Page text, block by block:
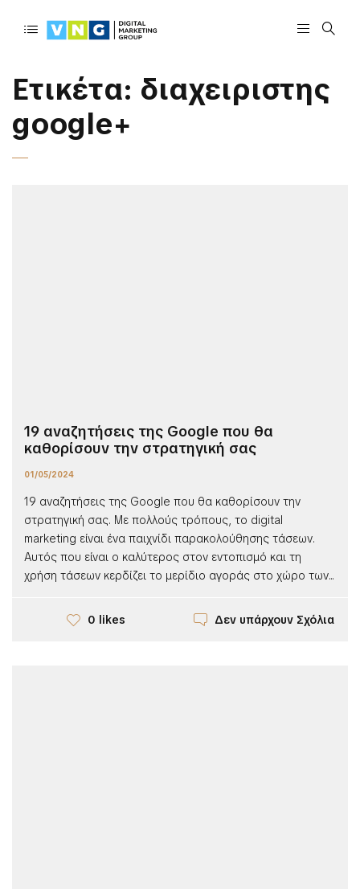
Ετικέτα: διαχειριστης
google+
19 αναζητήσεις της Google που θα
καθορίσουν την στρατηγική σας
01/05/2024
19 αναζητήσεις της Google που θα καθορίσουν την
στρατηγική σας. Με πολλούς τρόπους, το digital
marketing είναι ένα παιχνίδι παρακολούθησης τάσεων.
Αυτός που είναι ο καλύτερος στον εντοπισμό και τη
χρήση τάσεων κερδίζει το μερίδιο αγοράς στο χώρο των...
0 likes Δεν υπάρχουν Σχόλια